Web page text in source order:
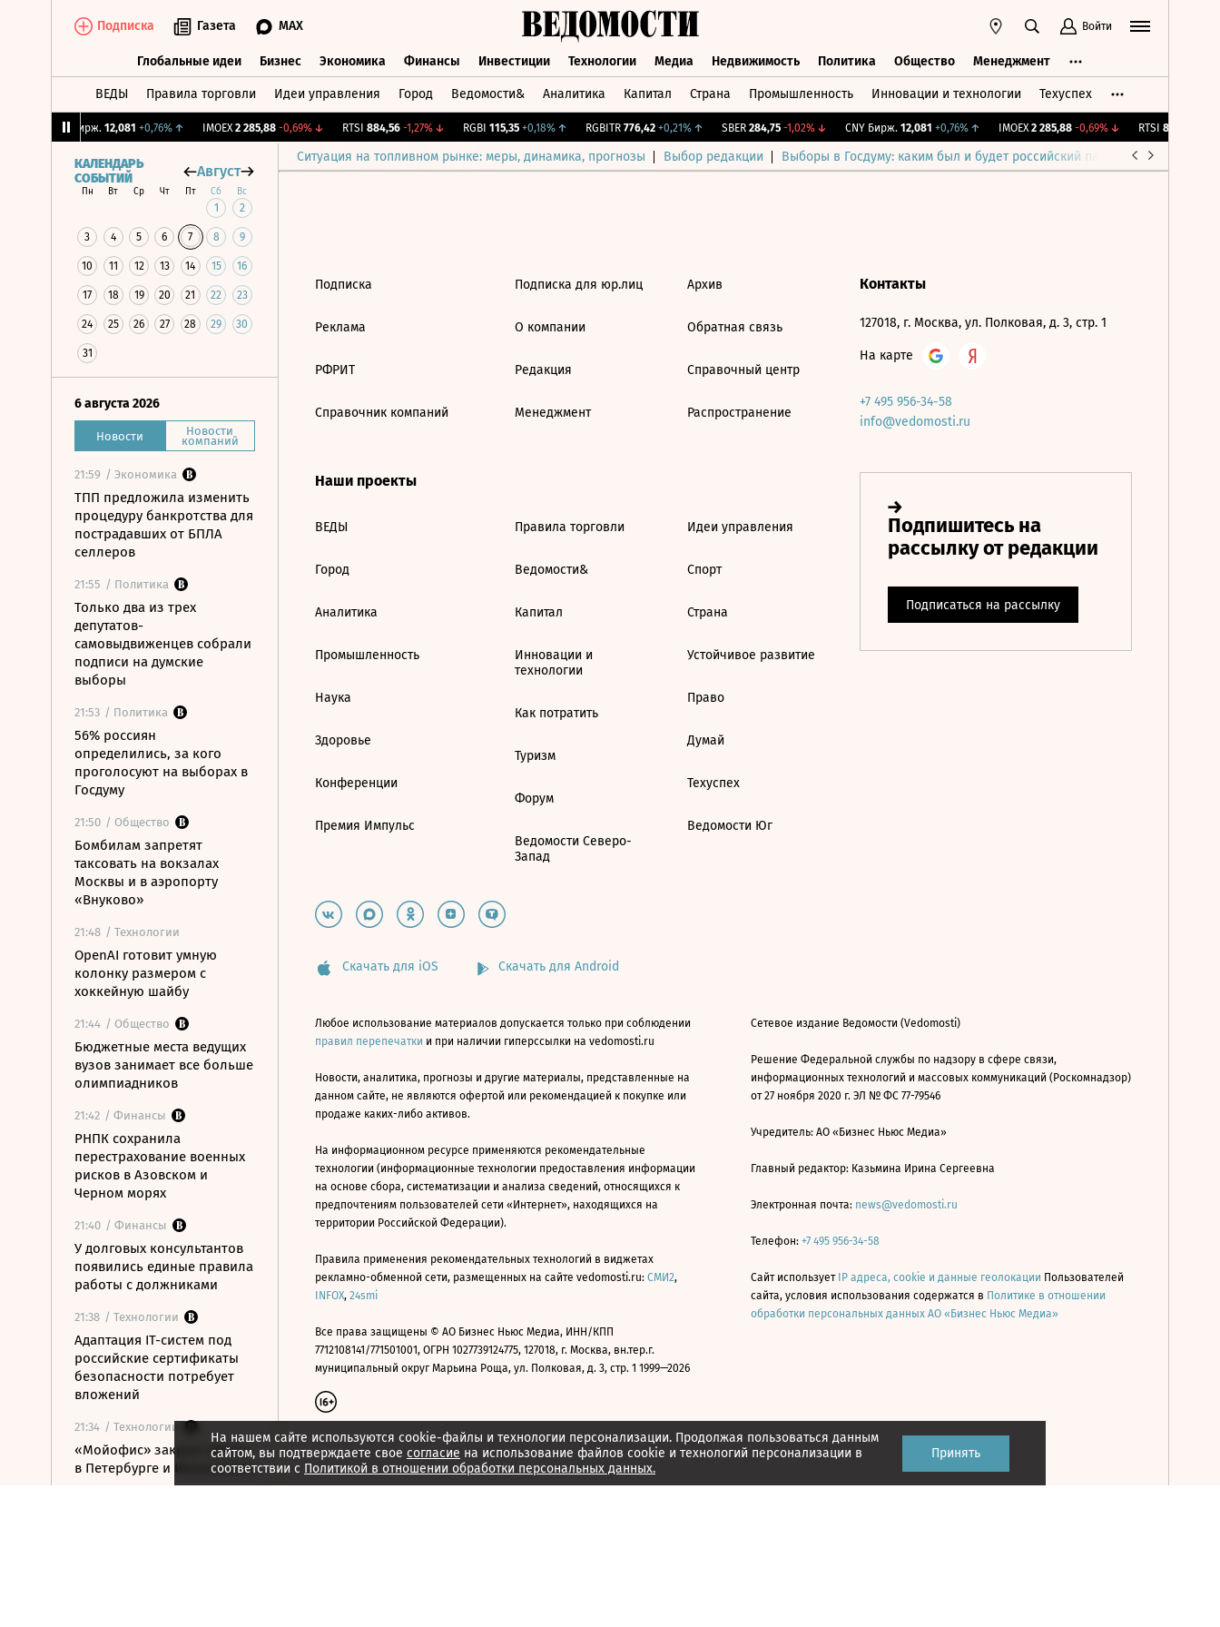
Подписка Газета MAX Войти
Глобальные идеи Бизнес Экономика Финансы Инвестиции Технологии Медиа Недвижимость Политика Общество Менеджмент
ВЕДЫ Правила торговли Идеи управления Город Ведомости& Аналитика Капитал Страна Промышленность Инновации и технологии Техуспех
CNY Бирж. 12,081 +0,76%↑ IMOEX 2 285,88 -0,69%↓ RTSI 884,56 -1,27%↓ RGBI 115,35 +0,18%↑ RGBITR 776,42 +0,21%↑ SBER 284,75 -1,02%↓ CNY Бирж. 12,081 +0,76%↑ IMOEX 2 285,88 -0,69%↓ RTSI 884,56
Ситуация на топливном рынке: меры, динамика, прогнозы Выбор редакции Выборы в Госдуму: каким был и будет российский парламент
КАЛЕНДАРЬ
СОБЫТИЙ
Август
Пн Вт Ср Чт Пт Сб Вс
1 2
3 4 5 6 7 8 9
10 11 12 13 14 15 16
17 18 19 20 21 22 23
24 25 26 27 28 29 30
31
6 августа 2026
Новости Новости
компаний
21:59 / Экономика
ТПП предложила изменить
процедуру банкротства для
пострадавших от БПЛА
селлеров
21:55 / Политика
Только два из трех
депутатов-
самовыдвиженцев собрали
подписи на думские
выборы
21:53 / Политика
56% россиян
определились, за кого
проголосуют на выборах в
Госдуму
21:50 / Общество
Бомбилам запретят
таксовать на вокзалах
Москвы и в аэропорту
«Внуково»
21:48 / Технологии
OpenAI готовит умную
колонку размером с
хоккейную шайбу
21:44 / Общество
Бюджетные места ведущих
вузов занимает все больше
олимпиадников
21:42 / Финансы
РНПК сохранила
перестрахование военных
рисков в Азовском и
Черном морях
21:40 / Финансы
У долговых консультантов
появились единые правила
работы с должниками
21:38 / Технологии
Адаптация IT-систем под
российские сертификаты
безопасности потребует
вложений
21:34 / Технологии
«Мойофис» закрыл офисы
в Петербурге и Иннополисе
На нашем сайте используются cookie-файлы и технологии персонализации. Продолжая пользоваться данным
сайтом, вы подтверждаете свое согласие на использование файлов cookie и технологий персонализации в
соответствии с Политикой в отношении обработки персональных данных.
Принять
Подписка
Реклама
РФРИТ
Справочник компаний
Подписка для юр.лиц
О компании
Редакция
Менеджмент
Архив
Обратная связь
Справочный центр
Распространение
Наши проекты
ВЕДЫ
Город
Аналитика
Промышленность
Наука
Здоровье
Конференции
Премия Импульс
Правила торговли
Ведомости&
Капитал
Инновации и
технологии
Как потратить
Туризм
Форум
Ведомости Северо-
Запад
Идеи управления
Спорт
Страна
Устойчивое развитие
Право
Думай
Техуспех
Ведомости Юг
Контакты
127018, г. Москва, ул. Полковая, д. 3, стр. 1
На карте
+7 495 956-34-58
info@vedomosti.ru
Скачать для iOS Скачать для Android
Любое использование материалов допускается только при соблюдении
правил перепечатки и при наличии гиперссылки на vedomosti.ru
Новости, аналитика, прогнозы и другие материалы, представленные на
данном сайте, не являются офертой или рекомендацией к покупке или
продаже каких-либо активов.
На информационном ресурсе применяются рекомендательные
технологии (информационные технологии предоставления информации
на основе сбора, систематизации и анализа сведений, относящихся к
предпочтениям пользователей сети «Интернет», находящихся на
территории Российской Федерации).
Правила применения рекомендательных технологий в виджетах
рекламно-обменной сети, размещенных на сайте vedomosti.ru: СМИ2,
INFOX, 24smi
Все права защищены © АО Бизнес Ньюс Медиа, ИНН/КПП
7712108141/771501001, ОГРН 1027739124775, 127018, г. Москва, вн.тер.г.
муниципальный округ Марьина Роща, ул. Полковая, д. 3, стр. 1 1999—2026
Сетевое издание Ведомости (Vedomosti)
Решение Федеральной службы по надзору в сфере связи,
информационных технологий и массовых коммуникаций (Роскомнадзор)
от 27 ноября 2020 г. ЭЛ № ФС 77-79546
Учредитель: АО «Бизнес Ньюс Медиа»
Главный редактор: Казьмина Ирина Сергеевна
Электронная почта: news@vedomosti.ru
Телефон: +7 495 956-34-58
Сайт использует IP адреса, cookie и данные геолокации Пользователей
сайта, условия использования содержатся в Политике в отношении
обработки персональных данных АО «Бизнес Ньюс Медиа»